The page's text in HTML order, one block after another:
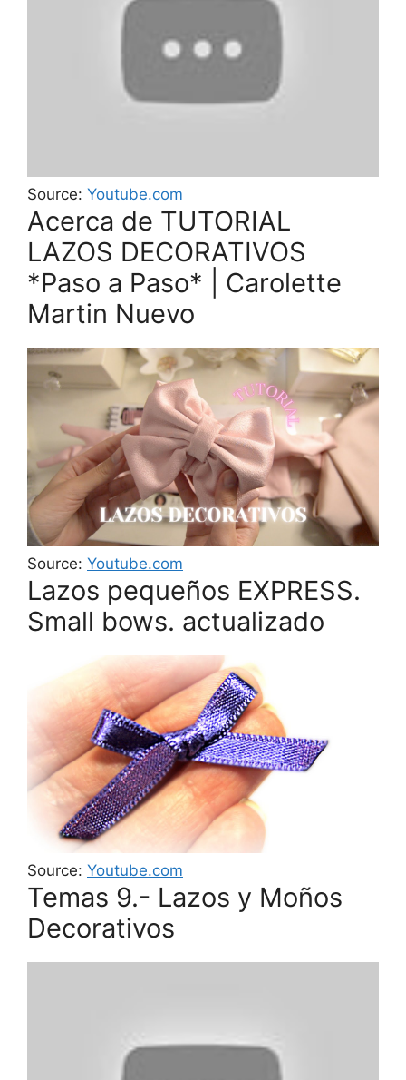
Source: Youtube.com
Acerca de TUTORIAL
LAZOS DECORATIVOS
*Paso a Paso* | Carolette
Martin Nuevo
Source: Youtube.com
Lazos pequeños EXPRESS.
Small bows. actualizado
Source: Youtube.com
Temas 9.- Lazos y Moños
Decorativos